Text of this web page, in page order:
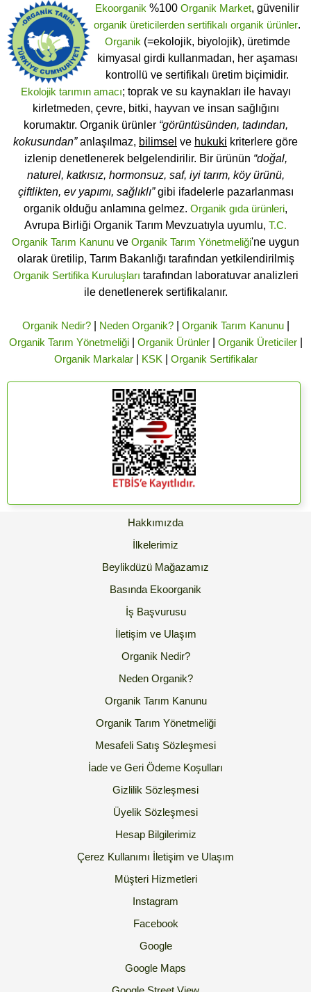
Ekoorganik %100 Organik Market, güvenilir
organik üreticilerden sertifikalı organik ürünler.
Organik (=ekolojik, biyolojik), üretimde
kimyasal girdi kullanmadan, her aşaması
kontrollü ve sertifikalı üretim biçimidir.
Ekolojik tarımın amacı; toprak ve su kaynakları ile havayı
kirletmeden, çevre, bitki, hayvan ve insan sağlığını
korumaktır. Organik ürünler “görüntüsünden, tadından,
kokusundan”anlaşılmaz, bilimsel ve hukuki kriterlere göre
izlenip denetlenerek belgelendirilir. Bir ürünün “doğal,
naturel, katkısız, hormonsuz, saf, iyi tarım, köy ürünü,
çiftlikten, ev yapımı, sağlıklı”gibi ifadelerle pazarlanması
organik olduğu anlamına gelmez. Organik gıda ürünleri,
Avrupa Birliği Organik Tarım Mevzuatıyla uyumlu, T.C.
Organik Tarım Kanunu ve Organik Tarım Yönetmeliği'ne uygun
olarak üretilip, Tarım Bakanlığı tarafından yetkilendirilmiş
Organik Sertifika Kuruluşları tarafından laboratuvar analizleri
ile denetlenerek sertifikalanır.
Organik Nedir?| Neden Organik?| Organik Tarım Kanunu|
Organik Tarım Yönetmeliği| Organik Ürünler| Organik Üreticiler|
Organik Markalar| KSK Organik Sertifikalar
Hakkımızda
İlkelerimiz
Beylikdüzü Mağazamız
Basında Ekoorganik
İş Başvurusu
İletişim ve Ulaşım
Organik Nedir?
Neden Organik?
Organik Tarım Kanunu
Organik Tarım Yönetmeliği
Mesafeli Satış Sözleşmesi
İade ve Geri Ödeme Koşulları
Gizlilik Sözleşmesi
Üyelik Sözleşmesi
Hesap Bilgilerimiz
Çerez Kullanımı İletişim ve Ulaşım
Müşteri Hizmetleri
Instagram
Facebook
Google
Google Maps